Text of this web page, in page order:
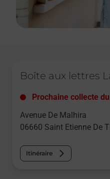
Boîte aux lettres
Prochaine collecte
Avenue De Malhira
06660 Saint Etienne De
Itinéraire